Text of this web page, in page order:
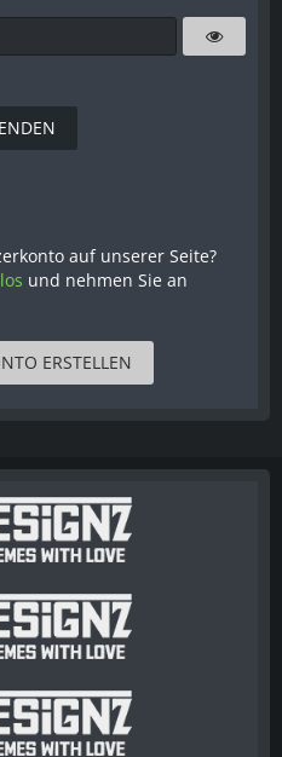
auf unserer Seite?
und nehmen Sie an
ERSTELLEN